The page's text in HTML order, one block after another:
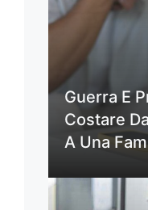
Guerra E
Costare
A Una